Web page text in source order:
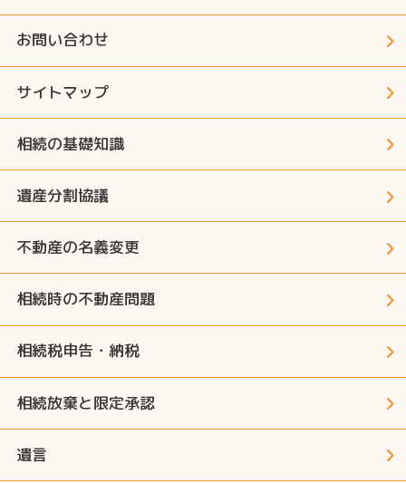
お問い合わせ
サイトマップ
相続の基礎知識
遺産分割協議
不動産の名義変更
相続時の不動産問題
相続税申告・納税
相続放棄と限定承認
遺言